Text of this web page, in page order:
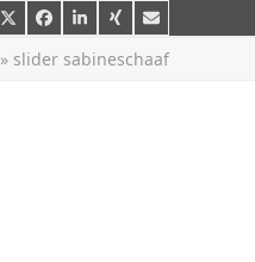
TwitterFacebook
LinkedIn
XingE-
Mail
» slider sabineschaaf